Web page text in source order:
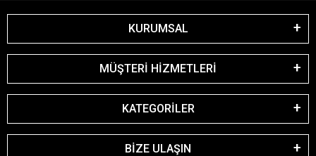
KURUMSAL
MÜŞTERİ HİZMETLERİ
KATEGORİLER
BİZE ULAŞIN